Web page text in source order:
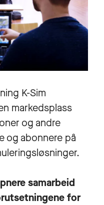
K-Sim
markedsplass
og andre
og abonnere på
samarbeid
for